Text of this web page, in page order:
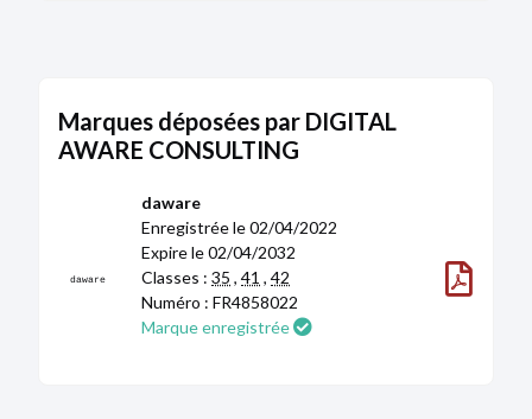
Marques déposées par DIGITAL
AWARE CONSULTING
daware
daware
Enregistrée le 02/04/2022
Expire le 02/04/2032
Classes : 35 , 41 , 42
Numéro : FR4858022
Marque enregistrée